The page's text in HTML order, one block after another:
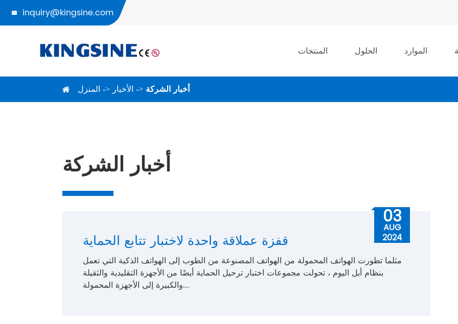
 inquiry@kingsine.com
المنتجات الحلول الموارد
المنزل الأخبار أخبار الشركة
أخبار الشركة
قفزة عملاقة واحدة لاختبار تتابع الحماية
مثلما تطورت الهواتف المحمولة من الهواتف المصنوعة من الطوب إلى الهواتف الذكية التي تعمل
بنظام أبل اليوم ، تحولت مجموعات اختبار ترحيل الحماية أيضًا من الأجهزة التقليدية والثقيلة
والكبيرة إلى الأجهزة المحمولة...
03
AUG
2024